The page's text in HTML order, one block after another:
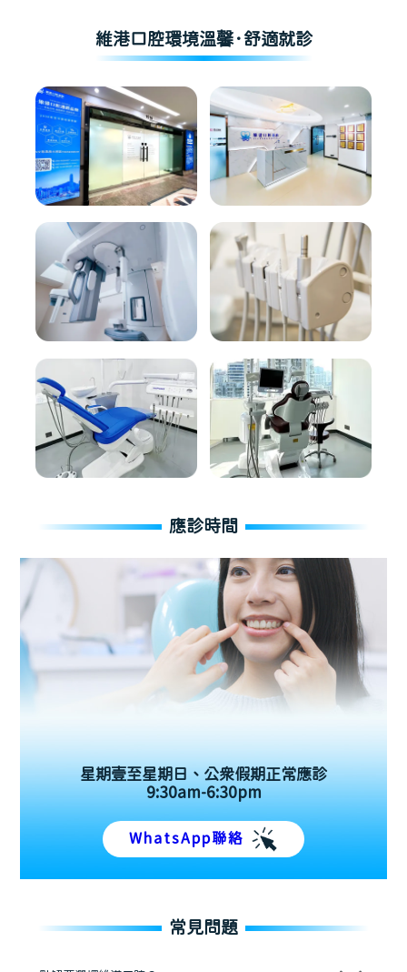
維港口腔環境溫馨·舒適就診
應診時間
星期壹至星期日、公眾假期正常應診
9:30am-6:30pm
WhatsApp聯絡
常見問題